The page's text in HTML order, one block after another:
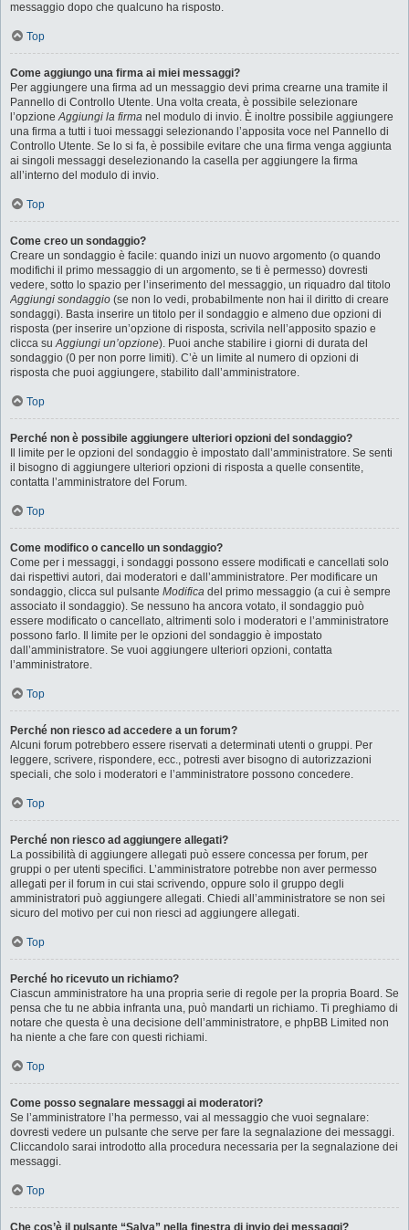
messaggio dopo che qualcuno ha risposto.
Top
Come aggiungo una firma ai miei messaggi?
Per aggiungere una firma ad un messaggio devi prima crearne una tramite il
Pannello di Controllo Utente. Una volta creata, è possibile selezionare
l’opzioneAggiungi la firma nel modulo di invio. È inoltre possibile aggiungere
una firma a tutti i tuoi messaggi selezionando l’apposita voce nel Pannello di
Controllo Utente. Se lo si fa, è possibile evitare che una firma venga aggiunta
ai singoli messaggi deselezionando la casella per aggiungere la firma
all’interno del modulo di invio.
Top
Come creo un sondaggio?
Creare un sondaggio è facile: quando inizi un nuovo argomento (o quando
modifichi il primo messaggio di un argomento, se ti è permesso) dovresti
vedere, sotto lo spazio per l’inserimento del messaggio, un riquadro dal titolo
Aggiungi sondaggio (se non lo vedi, probabilmente non hai il diritto di creare
sondaggi). Basta inserire un titolo per il sondaggio e almeno due opzioni di
risposta (per inserire un’opzione di risposta, scrivila nell’apposito spazio e
clicca suAggiungi un’opzione). Puoi anche stabilire i giorni di durata del
sondaggio (0 per non porre limiti). C’è un limite al numero di opzioni di
risposta che puoi aggiungere, stabilito dall’amministratore.
Top
Perché non è possibile aggiungere ulteriori opzioni del sondaggio?
Il limite per le opzioni del sondaggio è impostato dall’amministratore. Se senti
il bisogno di aggiungere ulteriori opzioni di risposta a quelle consentite,
contatta l’amministratore del Forum.
Top
Come modifico o cancello un sondaggio?
Come per i messaggi, i sondaggi possono essere modificati e cancellati solo
dai rispettivi autori, dai moderatori e dall’amministratore. Per modificare un
sondaggio, clicca sul pulsante Modifica del primo messaggio (a cui è sempre
associato il sondaggio). Se nessuno ha ancora votato, il sondaggio può
essere modificato o cancellato, altrimenti solo i moderatori e l’amministratore
possono farlo. Il limite per le opzioni del sondaggio è impostato
dall’amministratore. Se vuoi aggiungere ulteriori opzioni, contatta
l’amministratore.
Top
Perché non riesco ad accedere a un forum?
Alcuni forum potrebbero essere riservati a determinati utenti o gruppi. Per
leggere, scrivere, rispondere, ecc., potresti aver bisogno di autorizzazioni
speciali, che solo i moderatori e l’amministratore possono concedere.
Top
Perché non riesco ad aggiungere allegati?
La possibilità di aggiungere allegati può essere concessa per forum, per
gruppi o per utenti specifici. L’amministratore potrebbe non aver permesso
allegati per il forum in cui stai scrivendo, oppure solo il gruppo degli
amministratori può aggiungere allegati. Chiedi all’amministratore se non sei
sicuro del motivo per cui non riesci ad aggiungere allegati.
Top
Perché ho ricevuto un richiamo?
Ciascun amministratore ha una propria serie di regole per la propria Board. Se
pensa che tu ne abbia infranta una, può mandarti un richiamo. Ti preghiamo di
notare che questa è una decisione dell’amministratore, e phpBB Limited non
ha niente a che fare con questi richiami.
Top
Come posso segnalare messaggi ai moderatori?
Se l’amministratore l’ha permesso, vai al messaggio che vuoi segnalare:
dovresti vedere un pulsante che serve per fare la segnalazione dei messaggi.
Cliccandolo sarai introdotto alla procedura necessaria per la segnalazione dei
messaggi.
Top
Che cos’è il pulsante “Salva” nella finestra di invio dei messaggi?